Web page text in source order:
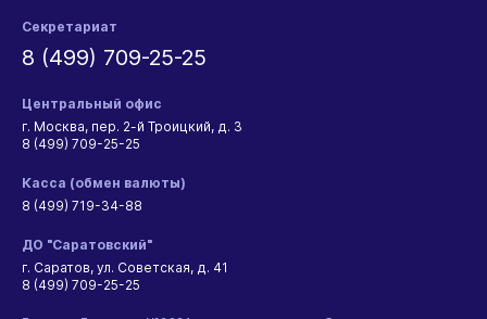
Секретариат
8 (499) 709-25-25
Центральный офис
г. Москва, пер. 2-й Троицкий, д. 3
8 (499) 709-25-25
Касса (обмен валюты)
8 (499) 719-34-88
ДО "Саратовский"
г. Саратов, ул. Советская, д. 41
8 (499) 709-25-25